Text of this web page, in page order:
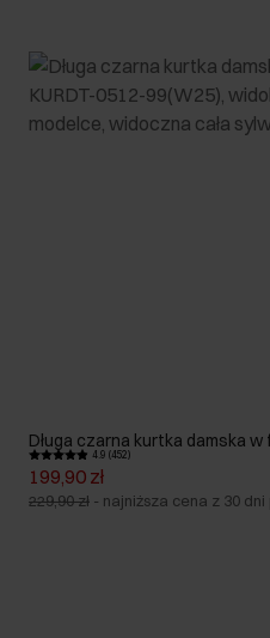
Długa czarna kurtka damska w
4.9 (452)
199,90 zł
229,90 zł - najniższa cena z 30